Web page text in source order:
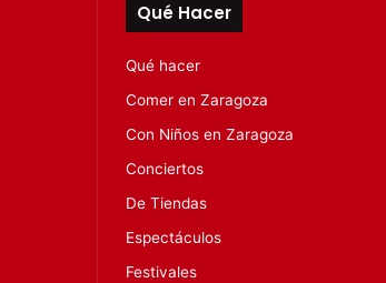
Qué Hacer
Qué hacer
Comer en Zaragoza
Con Niños en Zaragoza
Conciertos
De Tiendas
Espectáculos
Festivales